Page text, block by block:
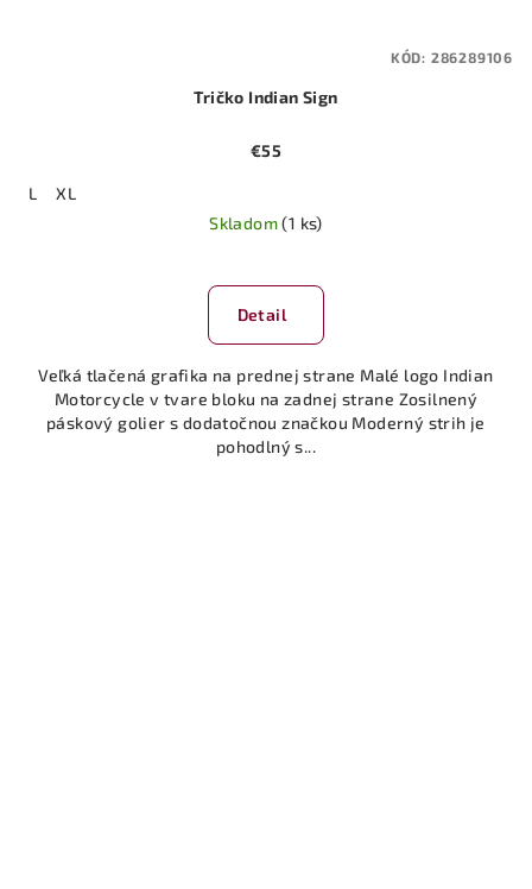
Tričko Indian Sign
€55
L
XL
Skladom(1 ks)
Detail
Veľká tlačená grafika na prednej strane Malé logo Indian
Motorcycle v tvare bloku na zadnej strane Zosilnený
páskový golier s dodatočnou značkou Moderný strih je
pohodlný s...
KÓD: 286289106